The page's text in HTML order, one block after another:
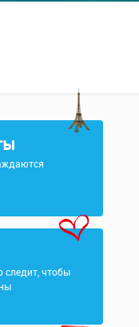
следит, чтобы